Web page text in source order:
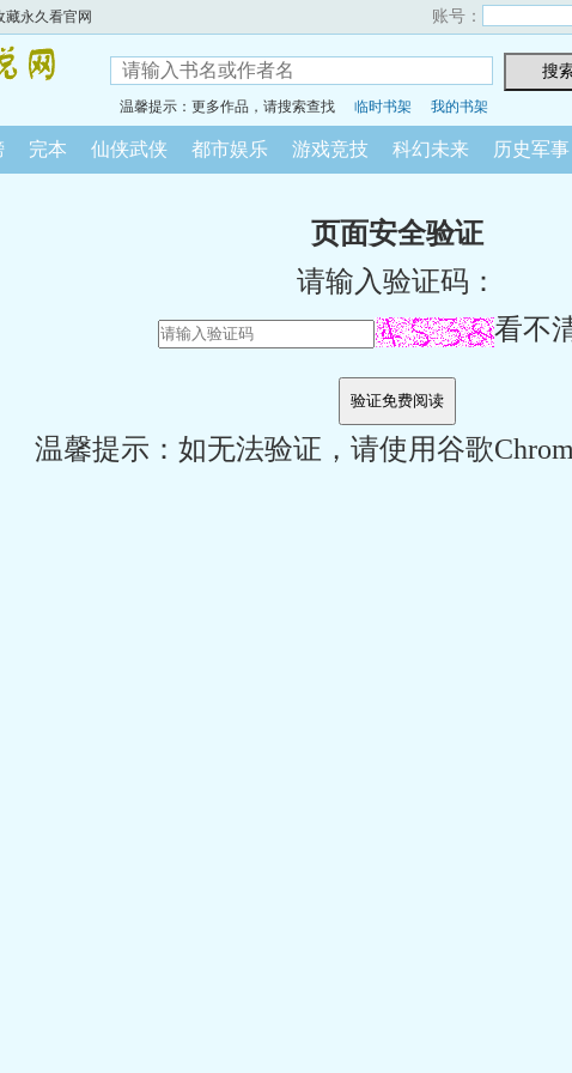
藏永久看官网 账号：
温馨提示：更多作品，请搜索查找 临时书架 我的书架
完本 仙侠武侠 都市娱乐 游戏竞技 科幻未来 历史军事
页面安全验证
请输入验证码：
看不
温馨提示：如无法验证，请使用谷歌